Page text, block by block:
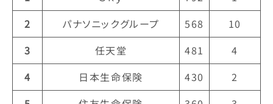
2
パナソニックグループ 568
10
3
任天堂 481
4
4
日本生命保険 430
2